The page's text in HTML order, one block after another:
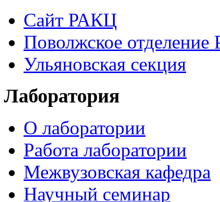
Сайт РАКЦ
Поволжское
Ульяновская секция
Лаборатория
О лаборатории
Работа лаборатории
Межвузовская кафедра
Научный семинар